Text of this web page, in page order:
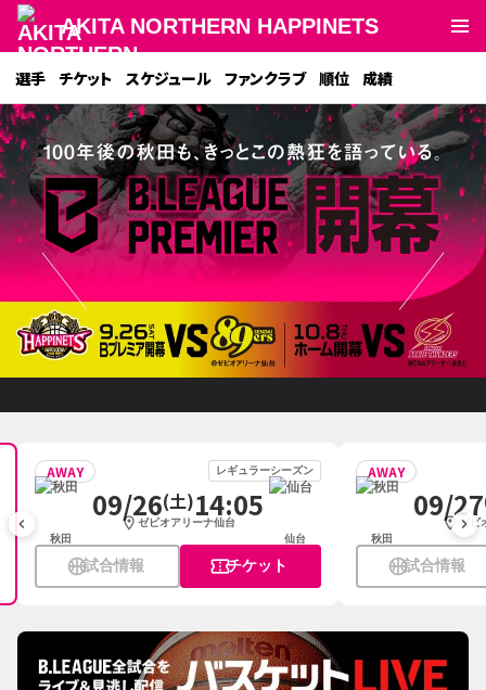
AKITA NORTHERN HAPPINETS
選手 チケット スケジュール ファンクラブ 順位 成績
AWAY レギュラーシーズン
秋田
09/26(土)14:05
location_on ゼビオアリーナ仙台
仙台
sports_basketball試合情報 confirmation_numberチケット
AWAY
秋田
09/27
location_on ゼビ
sports_basketball試合情報
keyboard_arrow_left keyboard_arrow_right